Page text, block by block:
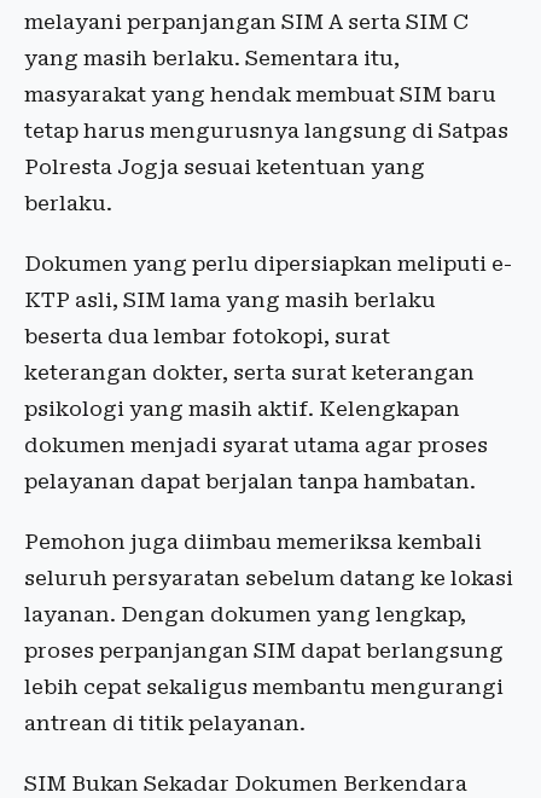
melayani perpanjangan SIM A serta SIM C
yang masih berlaku. Sementara itu,
masyarakat yang hendak membuat SIM baru
tetap harus mengurusnya langsung di Satpas
Polresta Jogja sesuai ketentuan yang
berlaku.
Dokumen yang perlu dipersiapkan meliputi e-
KTP asli, SIM lama yang masih berlaku
beserta dua lembar fotokopi, surat
keterangan dokter, serta surat keterangan
psikologi yang masih aktif. Kelengkapan
dokumen menjadi syarat utama agar proses
pelayanan dapat berjalan tanpa hambatan.
Pemohon juga diimbau memeriksa kembali
seluruh persyaratan sebelum datang ke lokasi
layanan. Dengan dokumen yang lengkap,
proses perpanjangan SIM dapat berlangsung
lebih cepat sekaligus membantu mengurangi
antrean di titik pelayanan.
SIM Bukan Sekadar Dokumen Berkendara